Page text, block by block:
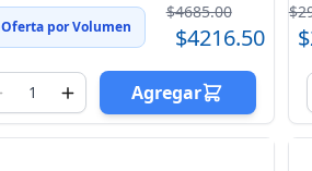
Oferta por Volumen
$4685.00
$4216.50
Agregar